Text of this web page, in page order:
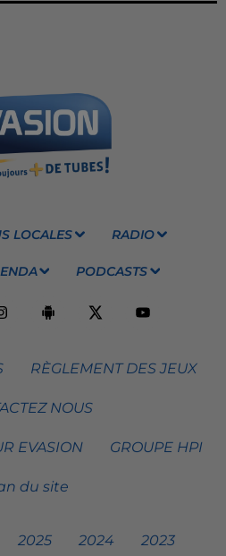
LOCALES RADIO
PODCASTS
RÈGLEMENT DES JEUX
NOUS
EVASION GROUPE HPI
du site
2025 2024 2023